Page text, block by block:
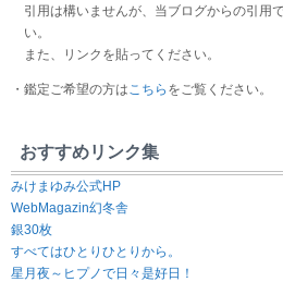
引用は構いませんが、当ブログからの引用
い。
また、リンクを貼ってください。
・鑑定ご希望の方はこちら をご覧ください。
おすすめリンク集
みけまゆみ公式HP
WebMagazin幻冬舎
銀30枚
すべてはひとりひとりから。
星月夜～ヒプノで日々是好日！